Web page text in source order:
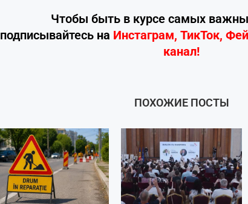
Чтобы быть в курсе самых
подписывайтесь на Инстаграм, ТикТок,
канал!
ПОХОЖИЕ ПОСТЫ